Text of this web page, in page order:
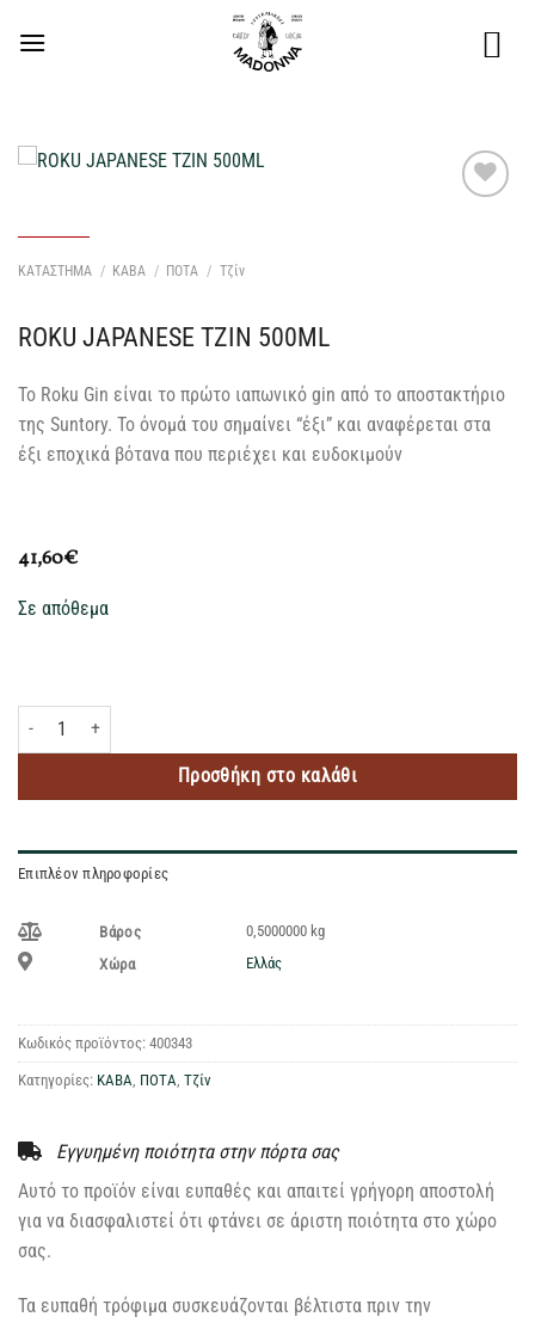
στο
ΚΑΤΑΣΤΗΜΑ / ΚΑΒΑ / ΠΟΤΑ / Τζίν
ROKU JAPANESE TZIN 500ML
Το Roku Gin είναι το πρώτο ιαπωνικό gin από το αποστακτήριο
της Suntory. Το όνομά του σημαίνει “έξι” και αναφέρεται στα
έξι εποχικά βότανα που περιέχει και ευδοκιμούν
41,60€
Σε απόθεμα
ROKU JAPANESE TZIN 500ML ποσότητα
Προσθήκη στο καλάθι
Επιπλέον πληροφορίες
Βάρος
0,5000000 kg
Χώρα
Ελλάς
Κωδικός προϊόντος: 400343
Κατηγορίες: ΚΑΒΑ, ΠΟΤΑ, Τζίν
Εγγυημένη ποιότητα στην πόρτα σας
Αυτό το προϊόν είναι ευπαθές και απαιτεί γρήγορη αποστολή
για να διασφαλιστεί ότι φτάνει σε άριστη ποιότητα στο χώρο
σας.
Τα ευπαθή τρόφιμα συσκευάζονται βέλτιστα πριν την